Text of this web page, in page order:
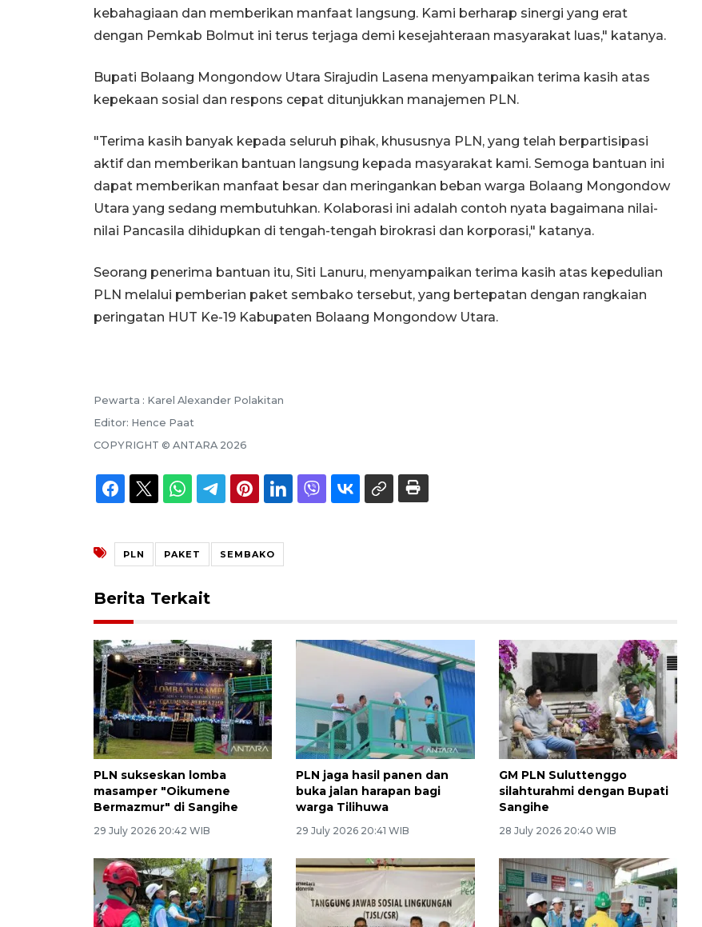
kebahagiaan dan memberikan manfaat langsung. Kami berharap sinergi yang erat
dengan Pemkab Bolmut ini terus terjaga demi kesejahteraan masyarakat luas," katanya.
Bupati Bolaang Mongondow Utara Sirajudin Lasena menyampaikan terima kasih atas
kepekaan sosial dan respons cepat ditunjukkan manajemen PLN.
"Terima kasih banyak kepada seluruh pihak, khususnya PLN, yang telah berpartisipasi
aktif dan memberikan bantuan langsung kepada masyarakat kami. Semoga bantuan ini
dapat memberikan manfaat besar dan meringankan beban warga Bolaang Mongondow
Utara yang sedang membutuhkan. Kolaborasi ini adalah contoh nyata bagaimana nilai-
nilai Pancasila dihidupkan di tengah-tengah birokrasi dan korporasi," katanya.
Seorang penerima bantuan itu, Siti Lanuru, menyampaikan terima kasih atas kepedulian
PLN melalui pemberian paket sembako tersebut, yang bertepatan dengan rangkaian
peringatan HUT Ke-19 Kabupaten Bolaang Mongondow Utara.
Pewarta : Karel Alexander Polakitan
Editor: Hence Paat
COPYRIGHT © ANTARA 2026
PLN PAKET SEMBAKO
Berita Terkait
PLN sukseskan lomba
masamper "Oikumene
Bermazmur" di Sangihe
29 July 2026 20:42 WIB
PLN jaga hasil panen dan
buka jalan harapan bagi
warga Tilihuwa
29 July 2026 20:41 WIB
GM PLN Suluttenggo
silahturahmi dengan Bupati
Sangihe
28 July 2026 20:40 WIB